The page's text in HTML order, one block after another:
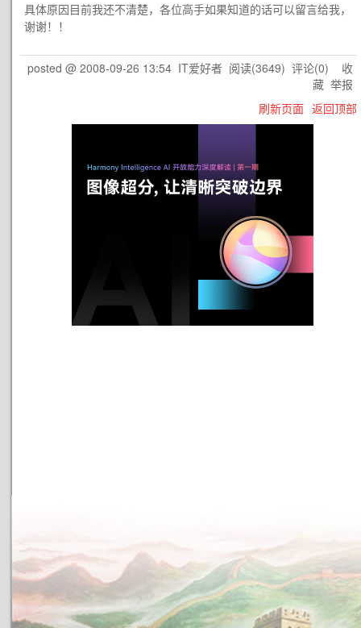
具体原因目前我还不清楚，各位高手如果知道的话可以留言给我，
谢谢！！
posted @ 2008-09-26 13:54 IT爱好者 阅读(3649) 评论(0) 收
藏 举报
刷新页面 返回顶部